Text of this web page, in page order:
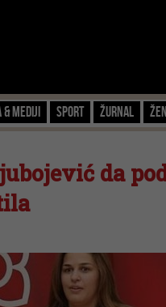
Mediji Sport Žurnal
da